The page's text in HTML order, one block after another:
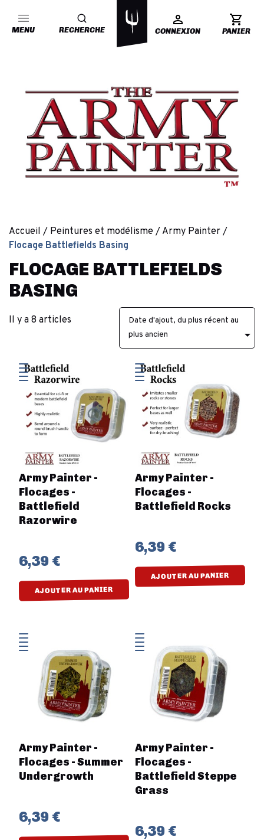
MENU RECHERCHE CONNEXION PANIER
Accueil Peintures et modélisme
Army Painter
Flocage Battlefields Basing
FLOCAGE BATTLEFIELDS
BASING
Il y a 8 articles
Date d'ajout, du plus récent au
plus ancien

Army Painter -
Flocages -
Battlefield
Razorwire
6,39 €
AJOUTER AU PANIER
Army Painter -
Flocages -
Battlefield Rocks
6,39 €
AJOUTER AU PANIER
Army Painter -
Flocages - Summer
Undergrowth
6,39 €
Army Painter -
Flocages -
Battlefield Steppe
Grass
6,39 €